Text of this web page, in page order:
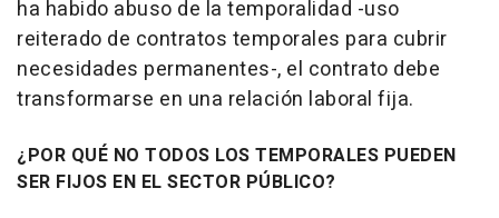
ha habido abuso de la temporalidad -uso
reiterado de contratos temporales para cubrir
necesidades permanentes-, el contrato debe
transformarse en una relación laboral fija.
¿POR QUÉ NO TODOS LOS TEMPORALES PUEDEN
SER FIJOS EN EL SECTOR PÚBLICO?